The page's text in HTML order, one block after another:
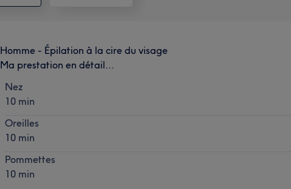
Homme - Épilation à la cire du visage
Ma prestation en détail...
Nez
10 min
Oreilles
10 min
Pommettes
10 min